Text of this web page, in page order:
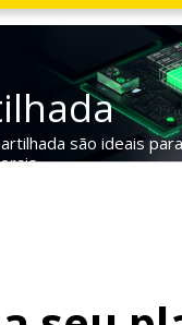
são ideais para